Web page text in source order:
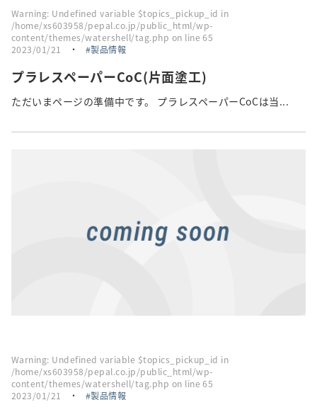
Warning: Undefined variable $topics_pickup_id in
/home/xs603958/pepal.co.jp/public_html/wp-
content/themes/watershell/tag.php on line65
2023/01/21
・ 製品情報
プラレスペーパーCoC(片面塗工)
ただいまページの準備中です。 プラレスペーパーCoCは当...
Warning: Undefined variable $topics_pickup_id in
/home/xs603958/pepal.co.jp/public_html/wp-
content/themes/watershell/tag.php on line65
2023/01/21
・ 製品情報